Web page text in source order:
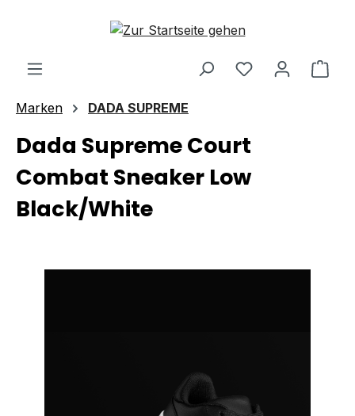
Zum Hauptinhalt springen
Marken DADA SUPREME
Dada Supreme Court
Combat Sneaker Low
Black/White